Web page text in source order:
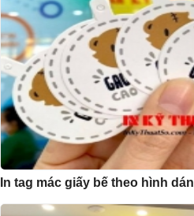
In tag mác giấy bế theo hình